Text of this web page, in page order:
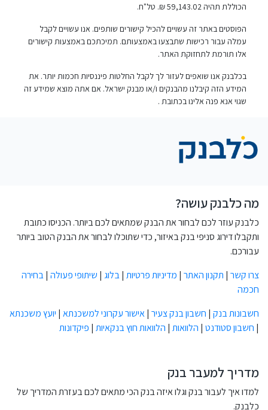
הכוללת תהיה 59,143.02 ₪. טל"ח.
הפוסטים באתר זה עשויים להכיל קישורים שותפים. אנו עשויים לקבל
עמלה עבור רכישות שתבצעו באמצעותם. תמיכתכם באמצעות קישורים
אלו תורמת לתחזוקת האתר.
בכלבנק אנו שואפים לעזור לך לקבל החלטות פיננסיות חכמות יותר. את
המידע הזה קיבלנו מהבנקים ו/או מבנק ישראל. אם אתה מוצא שמידע זה
שגוי אנא פנה אלינו בכתובת .
מה כלבנק עושה?
כלבנק עוזר לכם לבחור את הבנק שמתאים לכם ביותר. הכניסו כתובת
ותקבלו דירוג סניפי בנק באיזור, כדי שתוכלו לבחור את הבנק הטוב ביותר
עבורכם.
צרו קשר | תקנון האתר | מדיניות פרטיות |בלוג | שיתופי פעולה |בחירה
חכמה
חשבונות בנק | חשבון בנק צעיר |אישור עקרוני למשכנתא | יועץ משכנתא
| חשבון סטודנט | הלוואות | הלוואות חוץ בנקאיות | פיקדונות
מדריך למעבר בנק
למדו איך לעבור בנק וגלו איזה בנק הכי מתאים לכם בעזרת המדריך של
כלבנק.